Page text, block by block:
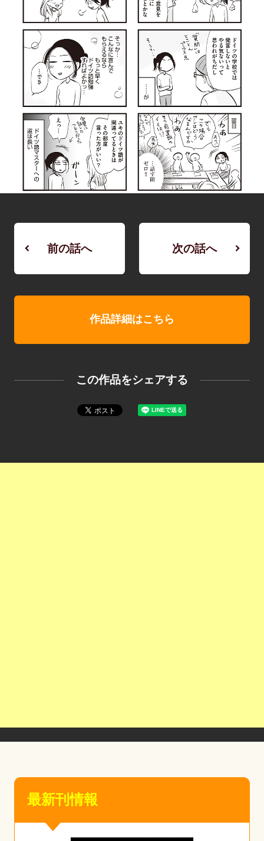
前の話へ 次の話へ
作品詳細はこちら
この作品をシェアする
最新刊情報